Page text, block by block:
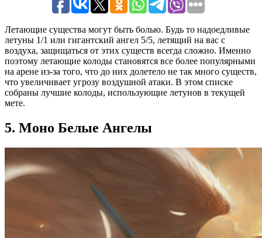
Летающие существа могут быть болью. Будь то надоедливые
летуны 1/1 или гигантский ангел 5/5, летящий на вас с
воздуха, защищаться от этих существ всегда сложно. Именно
поэтому летающие колоды становятся все более популярными
на арене из-за того, что до них долетело не так много существ,
что увеличивает угрозу воздушной атаки. В этом списке
собраны лучшие колоды, использующие летунов в текущей
мете.
5. Моно Белые Ангелы